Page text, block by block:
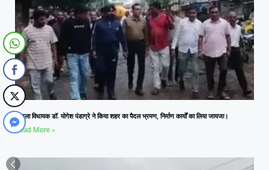
आमला विधायक डॉ. योगेश पंडाग्रे ने किया शहर का पैदल भ्रमण, निर्माण कार्यों का लिया जायजा।
Read More »